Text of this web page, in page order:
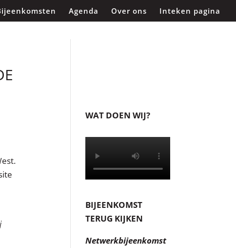
Agenda Over ons Inteken pagina
WAT DOEN WIJ?
BIJEENKOMST
TERUG KIJKEN
Netwerkbijeenkomst